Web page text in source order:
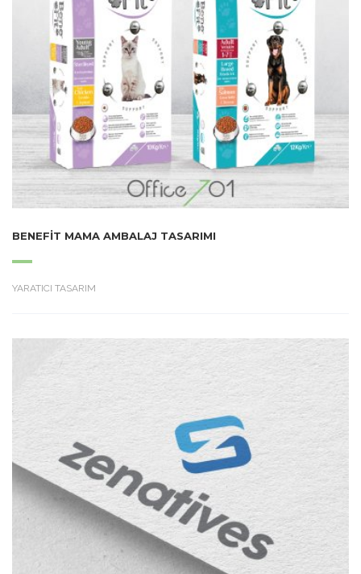
BENEFIT MAMA AMBALAJ TASARIMI
YARATICI TASARIM